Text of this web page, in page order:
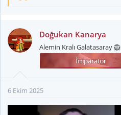
k
i
l
Doğukan Kanarya
Alemin Kralı Galatasaray 🦁
6 Ekim 2025